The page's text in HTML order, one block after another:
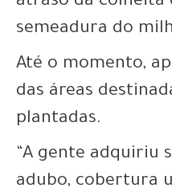
semeadura do
Até o momento,
das áreas
plantadas.
“A gente adquiriu
adubo, cobertura